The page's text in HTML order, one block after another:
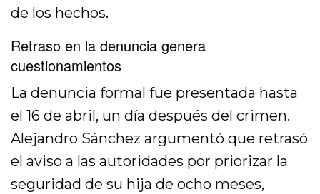
de los hechos.
Retraso en la denuncia genera
cuestionamientos
La denuncia formal fue presentada hasta
el 16 de abril, un día después del crimen.
Alejandro Sánchez argumentó que retrasó
el aviso a las autoridades por priorizar la
seguridad de su hija de ocho meses,